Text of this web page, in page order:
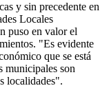
y sin precedente en
Locales
puso en valor el
"Es evidente
que se está
municipales son
localidades".